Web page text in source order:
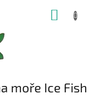
moře Ice Fish